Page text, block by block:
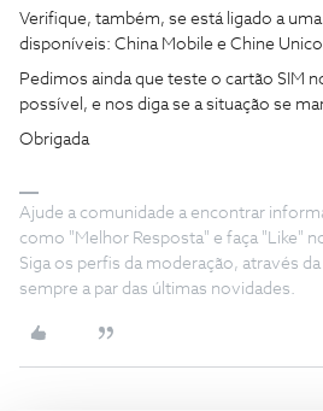
Verifique, também, se está ligado a
disponíveis: China Mobile e Chine
Pedimos ainda que teste o cartão SIM
possível, e nos diga se a situação se
Obrigada
Ajude a comunidade a encontrar
como "Melhor Resposta" e faça "Like"
Siga os perfis da moderação, através
sempre a par das últimas novidades.